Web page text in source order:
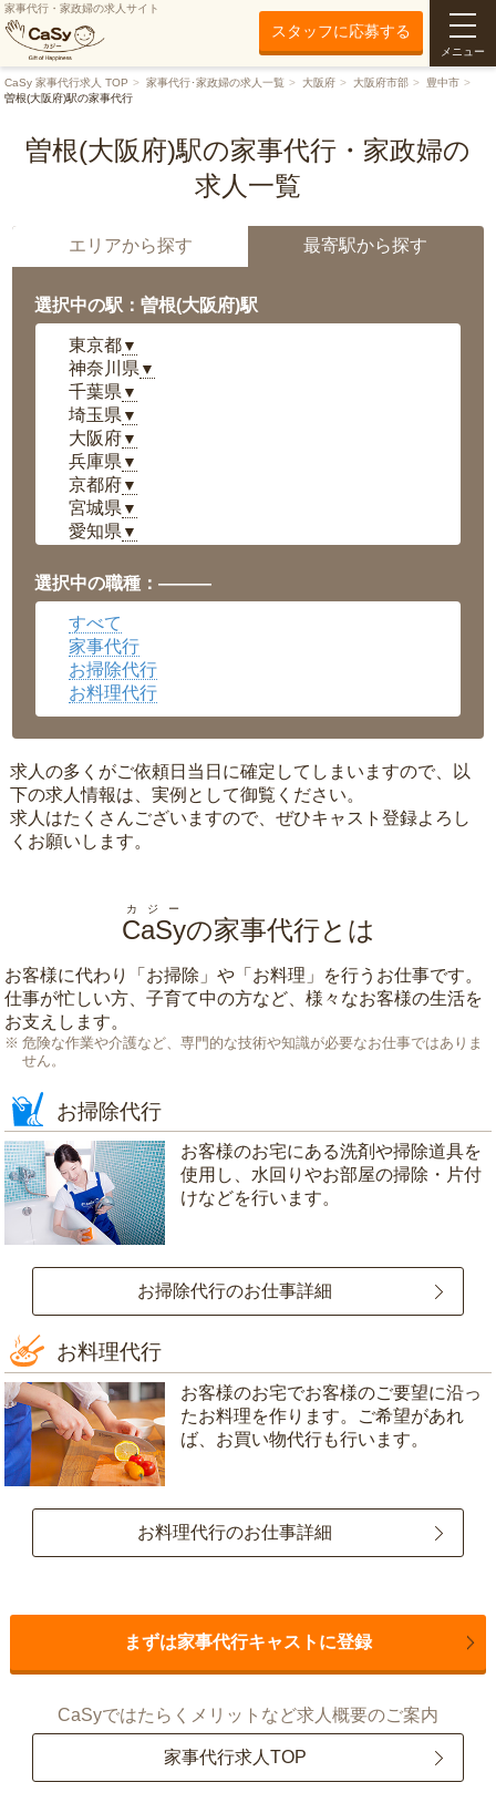
家事代行・家政婦の求人サイト
スタッフに応募する
メニュー
CaSy 家事代行求人 TOP 家事代行･家政婦の求人一覧 大阪府 大阪府市部
豊中市
曽根(大阪府)駅の家事代行
曽根(大阪府)駅の家事代行・家政婦の
求人一覧
エリアから探す 最寄駅から探す
選択中の駅：曽根(大阪府)駅
東京都▼
神奈川県 ▼
千葉県 ▼
埼玉県 ▼
大阪府▼
兵庫県 ▼
京都府▼
宮城県 ▼
愛知県 ▼
岡山県▼
広島県▼
沖縄県
選択中の職種：———
すべて
家事代行
お掃除代行
お料理代行
求人の多くがご依頼日当日に確定してしまいますので、以
下の求人情報は、実例として御覧ください。
求人はたくさんございますので、ぜひキャスト登録よろし
くお願いします。
CaSy
カジー
の家事代行とは
お客様に代わり「 お掃除 」や「 お料理 」を行うお仕事です。
仕事が忙しい方、子育て中の方など、様々なお客様の生活を
お支えします。
危険な作業や介護など、専門的な技術や知識が必要なお仕事ではありま
せん。
お掃除代行
お客様のお宅にある洗剤や掃除道具を
使用し、水回りやお部屋の掃除・片付
けなどを行います。
お掃除代行のお仕事詳細
お料理代行
お客様のお宅でお客様のご要望に沿っ
たお料理を作ります。ご希望があれ
ば、お買い物代行も行います。
お料理代行のお仕事詳細
まずは家事代行キャストに登録
CaSyではたらくメリットなど求人概要のご案内
家事代行求人TOP